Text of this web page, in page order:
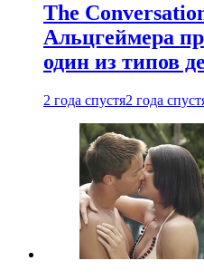
The
Альцгеймера
один из типов
2 года спустя2 года